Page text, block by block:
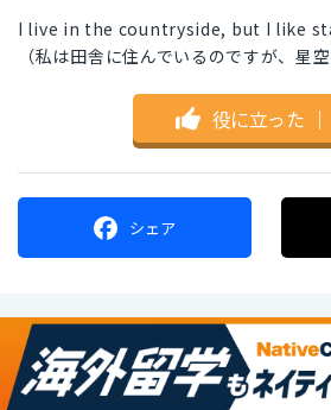
I live in the countryside, but I like
（私は田舎に住んでいるのですが、星
役に立った ｜
シェア